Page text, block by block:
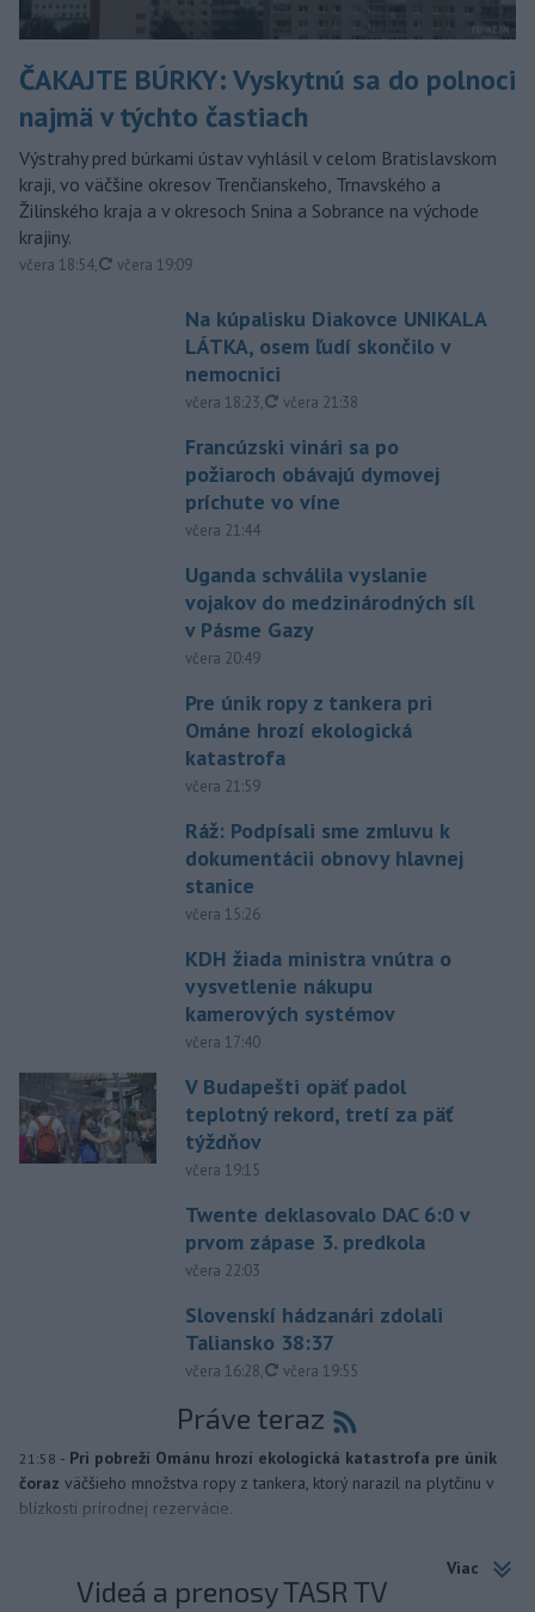
ČAKAJTE BÚRKY: Vyskytnú sa do polnoci
najmä v týchto častiach
Výstrahy pred búrkami ústav vyhlásil v celom Bratislavskom
kraji, vo väčšine okresov Trenčianskeho, Trnavského a
Žilinského kraja a v okresoch Snina a Sobrance na východe
krajiny.
včera 18:54, aktualizované
včera 19:09
Na kúpalisku Diakovce UNIKALA
LÁTKA, osem ľudí skončilo v
nemocnici
včera 18:23, aktualizované
včera 21:38
Francúzski vinári sa po
požiaroch obávajú dymovej
príchute vo víne
včera 21:44
Uganda schválila vyslanie
vojakov do medzinárodných síl
v Pásme Gazy
včera 20:49
Pre únik ropy z tankera pri
Ománe hrozí ekologická
katastrofa
včera 21:59
Ráž: Podpísali sme zmluvu k
dokumentácii obnovy hlavnej
stanice
včera 15:26
KDH žiada ministra vnútra o
vysvetlenie nákupu
kamerových systémov
včera 17:40
V Budapešti opäť padol
teplotný rekord, tretí za päť
týždňov
včera 19:15
Twente deklasovalo DAC 6:0 v
prvom zápase 3. predkola
včera 22:03
Slovenskí hádzanári zdolali
Taliansko 38:37
včera 16:28, aktualizované
včera 19:55
Práve teraz
21:58 - Pri pobreží Ománu hrozí ekologická katastrofa pre únik
čoraz väčšieho množstva ropy z tankera, ktorý narazil na plytčinu v
blízkosti prírodnej rezervácie.
Viac
Videá a prenosy TASR TV